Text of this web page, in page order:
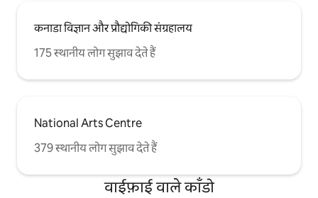
कनाडा विज्ञान और प्रौद्योगिकी संग्रहालय
175 स्थानीय लोग सुझाव देते हैं
National Arts Centre
379 स्थानीय लोग सुझाव देते हैं
वाईफ़ाई वाले काँडो